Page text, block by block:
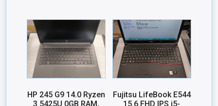
HP 245 G9 14.0 Ryzen
3 5425U 0GB RAM,
Fujitsu LifeBook E544
15.6 FHD IPS i5-